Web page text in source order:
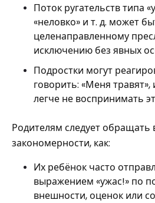
Поток ругательств типа
«неловко» и т. д. может
целенаправленному
исключению без явных
Подростки могут
говорить: «Меня
легче не воспринимать
Родителям следует обращать
закономерности, как:
Их ребёнок часто
выражением «ужас!» по
внешности, оценок или